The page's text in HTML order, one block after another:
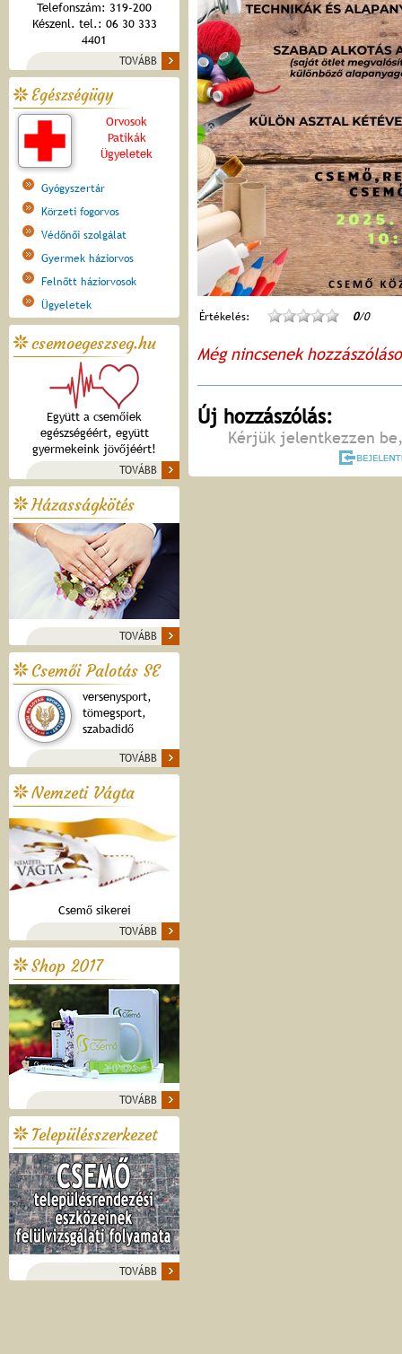
Telefonszám: 319-200
Készenl. tel.: 06 30 333
4401
TOVÁBB
Egészségügy
Orvosok
Patikák
Ügyeletek
Gyógyszertár
Körzeti fogorvos
Védőnői szolgálat
Gyermek háziorvos
Felnőtt háziorvosok
Ügyeletek
csemoegeszseg.hu
Együtt a csemőiek
egészségéért, együtt
gyermekeink jövőjéért!
TOVÁBB
Házasságkötés
TOVÁBB
Csemői Palotás SE
versenysport,
tömegsport,
szabadidő
TOVÁBB
Nemzeti Vágta
Csemő sikerei
TOVÁBB
Shop 2017
TOVÁBB
Településszerkezet
TOVÁBB
Értékelés: 0/0
Még nincsenek
Új hozzászólás:
Kérjük jelentkezzen